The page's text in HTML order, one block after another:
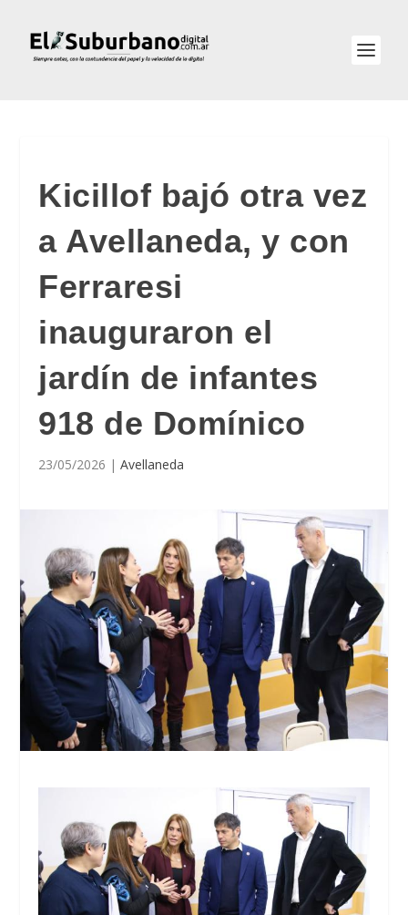
Kicillof bajó otra vez
a Avellaneda, y con
Ferraresi
inauguraron el
jardín de infantes
918 de Domínico
23/05/2026 |Avellaneda